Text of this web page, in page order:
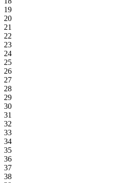
19
20
21
22
23
24
25
26
27
28
29
30
31
32
33
34
35
36
37
38